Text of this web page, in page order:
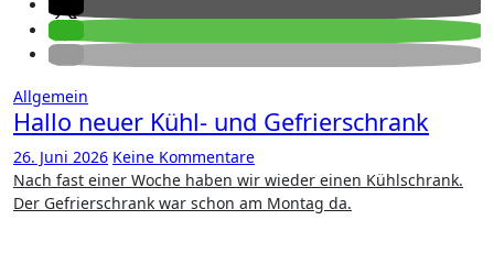
Allgemein
Hallo neuer Kühl- und Gefrierschrank
26. Juni 2026 Keine Kommentare
Nach fast einer Woche haben wir wieder einen Kühlschrank.
Der Gefrierschrank war schon am Montag da.